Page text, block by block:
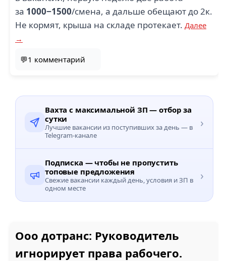
за 1000−1500/смена, а дальше обещают до 2к.
Не кормят, крыша на складе протекает. Далее
→
💬1 комментарий
Вахта с максимальной ЗП — отбор за
сутки
Лучшие вакансии из поступивших за день — в
Telegram-канале
›
Подписка — чтобы не пропустить
топовые предложения
Свежие вакансии каждый день, условия и ЗП в
одном месте
›
Ооо дотранс: Руководитель
игнорирует права рабочего.